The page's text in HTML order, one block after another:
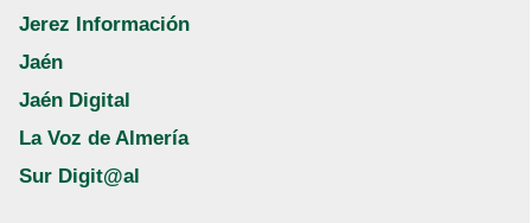
Jerez Información
Jaén
Jaén Digital
La Voz de Almería
Sur Digit@al